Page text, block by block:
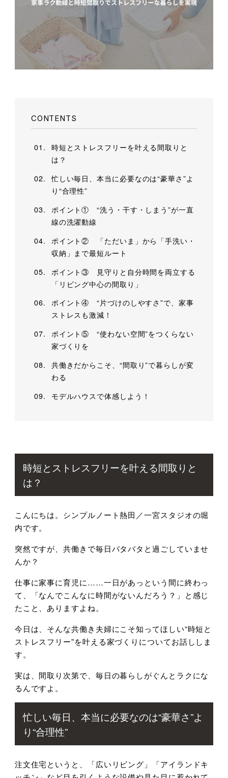
CONTENTS
時短とストレスフリーを叶える間取りと
は？
忙しい毎日、本当に必要なのは“豪華さ”よ
り“合理性”
ポイント① “洗う・干す・しまう”が一直
線の洗濯動線
ポイント② 「ただいま」から「手洗い・
収納」まで最短ルート
ポイント③ 見守りと自分時間を両立する
「リビング中心の間取り」
ポイント④ “片づけのしやすさ”で、家事
ストレスも激減！
ポイント⑤ “使わない空間”をつくらない
家づくりを
共働きだからこそ、“間取り”で暮らしが変
わる
モデルハウスで体感しよう！
時短とストレスフリーを叶える間取りと
は？
こんにちは。シンプルノート熱田／一宮スタジオの堀
内です。
突然ですが、共働きで毎日バタバタと過ごしていませ
んか？
仕事に家事に育児に……一日があっという間に終わっ
て、「なんでこんなに時間がないんだろう？」と感じ
たこと、ありますよね。
今日は、そんな共働き夫婦にこそ知ってほしい“時短と
ストレスフリー”を叶える家づくりについてお話ししま
す。
実は、間取り次第で、毎日の暮らしがぐんとラクにな
るんですよ。
忙しい毎日、本当に必要なのは“豪華さ”よ
り“合理性”
注文住宅というと、「広いリビング」「アイランドキ